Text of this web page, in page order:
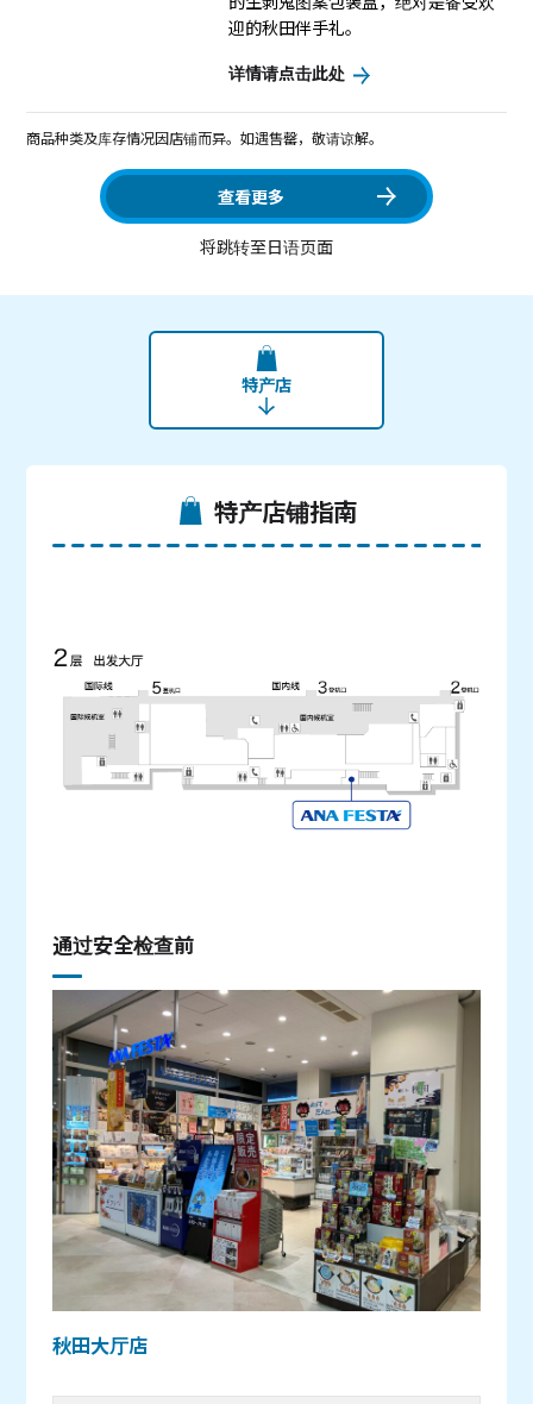
迎的秋田伴手礼。
详情请点击此处
商品种类及库存情况因店铺而异。如遇售罄，敬请谅解。
查看更多
将跳转至日语页面
特产店
特产店铺指南
通过安全检查前
秋田大厅店